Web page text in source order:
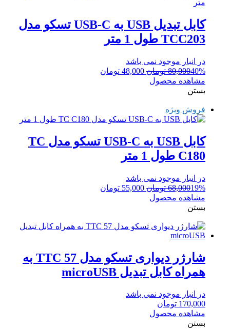
کابل تبدیل USB به USB-C تسکو مدل
TCC203 طول 1 متر‎
در انبار موجود نمی باشد
40%
80,000 تومان قیمت
48,000 تومان
مشاهده محصول
بستن
فروش ویژه
کابل USB به USB-C تسکو مدل TC
C180 طول 1 متر
در انبار موجود نمی باشد
19%
68,000 تومان قیمت
55,000 تومان
مشاهده محصول
بستن
شارژر دیواری تسکو مدل TTC 57 به
همراه کابل تبدیل microUSB
در انبار موجود نمی باشد
170,000 تومان
مشاهده محصول
بستن